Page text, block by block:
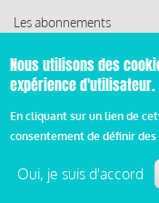
Les abonnements
Les ressources
© 2019
Mentions légales
Nous utilisons des
expérience d'utilisateur.
En cliquant sur un lien de
consentement de définir des
Oui, je suis d'accord